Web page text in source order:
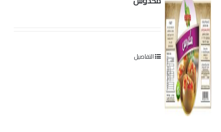
التفاصيل